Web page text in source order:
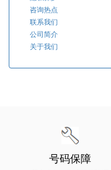
咨询热点
联系我们
公司简介
关于我们
号码保障